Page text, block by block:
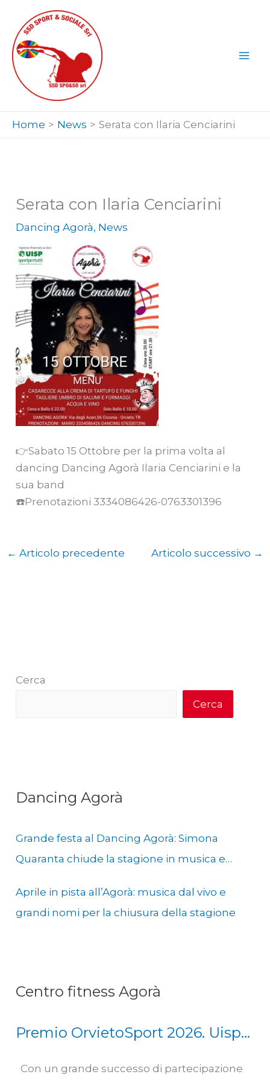
contenuto
Home News Serata con Ilaria Cenciarini
Serata con Ilaria Cenciarini
Dancing Agorà, News
👉Sabato 15 Ottobre per la prima volta al
dancing Dancing Agorà Ilaria Cenciarini e la
sua band
☎️Prenotazioni 3334086426-0763301396
← Articolo precedente Articolo successivo →
Cerca
Cerca
Dancing Agorà
Grande festa al Dancing Agorà: Simona
Quaranta chiude la stagione in musica e
Aprile in pista all’Agorà: musica dal vivo e
grandi nomi per la chiusura della stagione
Centro fitness Agorà
Premio OrvietoSport 2026. Uisp
dell’anno
Con un grande successo di partecipazione